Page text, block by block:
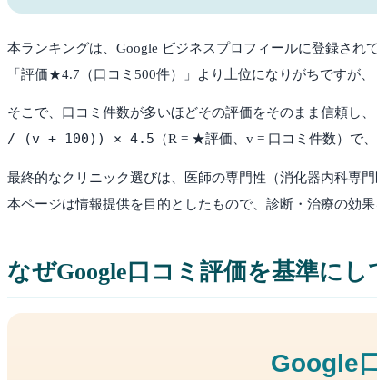
本ランキングは、Google ビジネスプロフィールに登録され
「評価★4.7（口コミ500件）」より上位になりがちですが
そこで、口コミ件数が多いほどその評価をそのまま信頼し
/ (v + 100)) × 4.5 （R = ★評価、v = 口コミ件数）で
最終的なクリニック選びは、医師の専門性（消化器内科専
本ページは情報提供を目的としたもので、診断・治療の効
なぜGoogle口コミ評価を基準に